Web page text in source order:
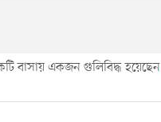
বাসায় একজন গুলিবিদ্ধ হয়েছেন